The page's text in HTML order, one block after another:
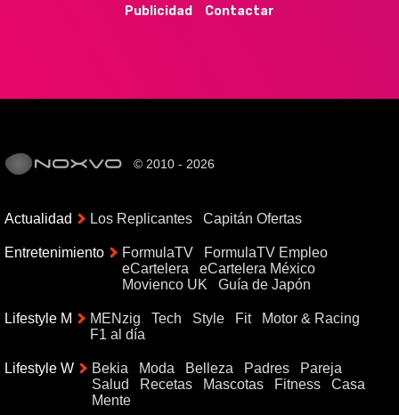
Publicidad
Contactar
© 2010 - 2026
Actualidad Los Replicantes Capitán Ofertas
Entretenimiento FormulaTV
FormulaTV Empleo
eCartelera
eCartelera México
Movienco UK
Guía de Japón
Lifestyle M MENzig Tech Style Fit
Motor & Racing
F1 al día
Lifestyle W Bekia Moda Belleza Padres
Pareja
Salud
Recetas Mascotas Fitness
Casa
Mente